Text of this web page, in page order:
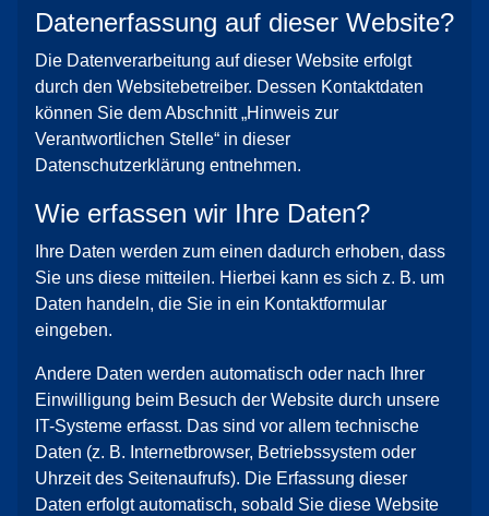
Datenerfassung auf dieser Website?
Die Datenverarbeitung auf dieser Website erfolgt
durch den Websitebetreiber. Dessen Kontaktdaten
können Sie dem Abschnitt „Hinweis zur
Verantwortlichen Stelle“ in dieser
Datenschutzerklärung entnehmen.
Wie erfassen wir Ihre Daten?
Ihre Daten werden zum einen dadurch erhoben, dass
Sie uns diese mitteilen. Hierbei kann es sich z. B. um
Daten handeln, die Sie in ein Kontaktformular
eingeben.
Andere Daten werden automatisch oder nach Ihrer
Einwilligung beim Besuch der Website durch unsere
IT-Systeme erfasst. Das sind vor allem technische
Daten (z. B. Internetbrowser, Betriebssystem oder
Uhrzeit des Seitenaufrufs). Die Erfassung dieser
Daten erfolgt automatisch, sobald Sie diese Website